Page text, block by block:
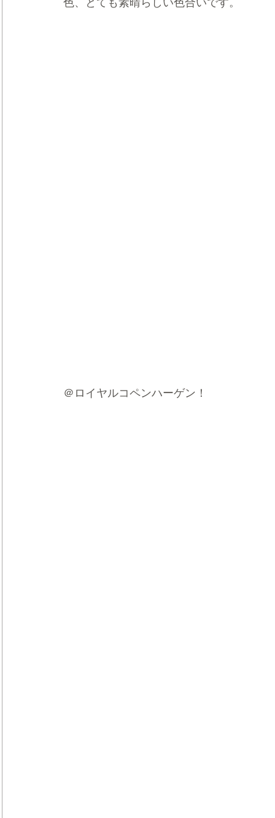
色、とても素晴らしい色合いです。
＠ロイヤルコペンハーゲン！